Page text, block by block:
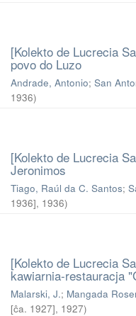
[Kolekto de Lucrecia
povo do Luzo
Andrade, Antonio; San
1936)
[Kolekto de Lucrecia
Jeronimos
Tiago, Raúl da C. Santos;
1936], 1936)
[Kolekto de Lucrecia
kawiarnia-restauracja
Malarski, J.; Mangada
[ĉa. 1927], 1927)